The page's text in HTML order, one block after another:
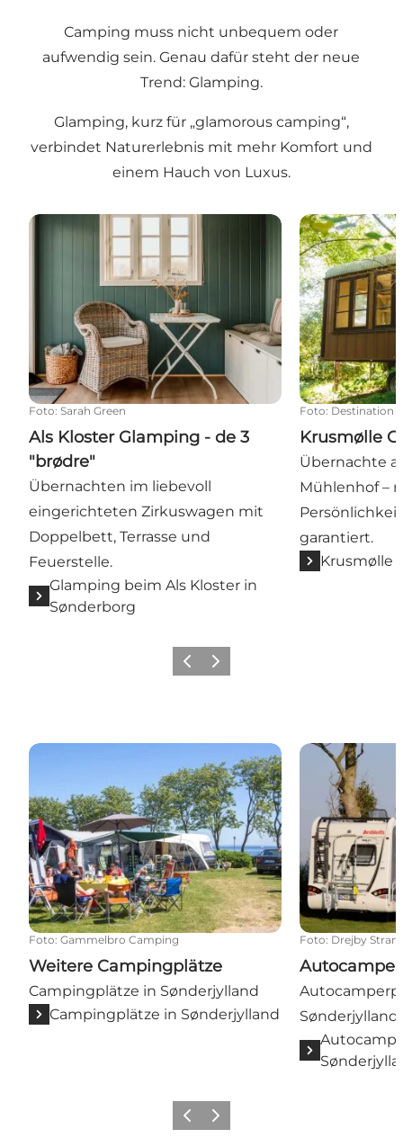
Camping muss nicht unbequem oder
aufwendig sein. Genau dafür steht der neue
Trend: Glamping.
Glamping, kurz für „glamorous camping“,
verbindet Naturerlebnis mit mehr Komfort und
einem Hauch von Luxus.
Als Kloster Glamping - de 3 "brødre"
Foto: Sarah Green
Als Kloster Glamping - de 3
"brødre"
Übernachten im liebevoll
eingerichteten Zirkuswagen mit
Doppelbett, Terrasse und
Feuerstelle.
Glamping beim Als Kloster in
Sønderborg
Krusmølle
Foto: Destination
Krusmølle
Übernachte
Mühlenhof –
garantiert.
Krusmølle
ZurückWeiter
Weitere Campingplätze
Foto: Gammelbro Camping
Weitere Campingplätze
Campingplätze in Sønderjylland
Campingplätze in Sønderjylland
Foto: Drejby
Sønderjylland
ZurückWeiter